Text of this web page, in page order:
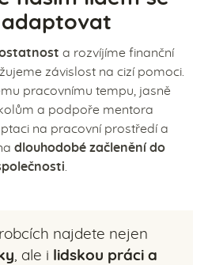
adaptovat
a rozvíjíme finanční
závislost na cizí pomoci.
pracovnímu tempu, jasně
a podpoře mentora
na pracovní prostředí a
dlouhodobé začlenění do
.
najdete nejen
, ale i lidskou práci a